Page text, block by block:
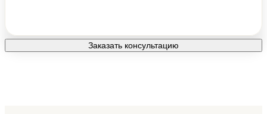
Заказать консультацию